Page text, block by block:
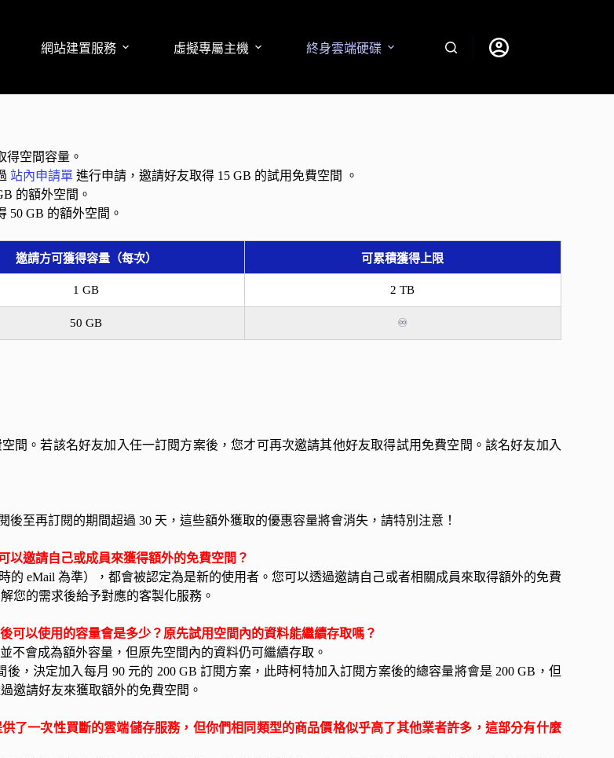
網站建置服務 虛擬專屬主機 終身雲端硬碟
得空間容量。
站內申請單 進行申請，邀請好友取得 15 GB 的試用免費空間 。
的額外空間。
50 GB 的額外空間。
邀請方可獲得容量（每次） 可累積獲得上限
1 GB 2 TB
50 GB ♾️
間。若該名好友加入任一訂閱方案後，您才可再次邀請其他好友取得試用免費空間。該名好友加入
至再訂閱的期間超過 30 天，這些額外獲取的優惠容量將會消失，請特別注意！
以邀請自己或成員來獲得額外的免費空間？
eMail 為準），都會被認定為是新的使用者。您可以透過邀請自己或者相關成員來取得額外的免費
您的需求後給予對應的客製化服務。
可以使用的容量會是多少？原先試用空間內的資料能繼續存取嗎？
不會成為額外容量，但原先空間內的資料仍可繼續存取。
，決定加入每月 90 元的 200 GB 訂閱方案，此時柯特加入訂閱方案後的總容量將會是 200 GB，但
邀請好友來獲取額外的免費空間。
了一次性買斷的雲端儲存服務，但你們相同類型的商品價格似乎高了其他業者許多，這部分有什麼